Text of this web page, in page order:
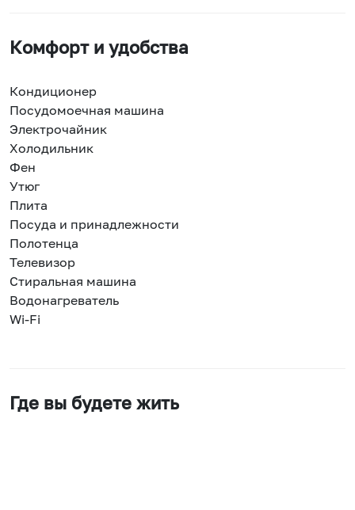
Комфорт и удобства
Кондиционер
Посудомоечная машина
Электрочайник
Холодильник
Фен
Утюг
Плита
Посуда и принадлежности
Полотенца
Телевизор
Стиральная машина
Водонагреватель
Wi-Fi
Где вы будете жить